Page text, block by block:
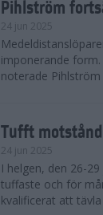
Pihlström
24 jun 2025
imponerande form.
noterade
Tufft
24 jun 2025
I helgen, den 26-
tuffaste och för
kvalificerat att